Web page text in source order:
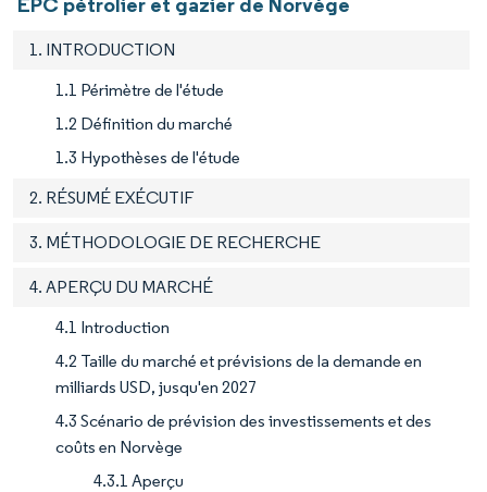
1. INTRODUCTION
1.1 Périmètre de l'étude
1.2 Définition du marché
1.3 Hypothèses de l'étude
2. RÉSUMÉ EXÉCUTIF
3. MÉTHODOLOGIE DE RECHERCHE
4. APERÇU DU MARCHÉ
4.1 Introduction
4.2 Taille du marché et prévisions de la demande en
milliards USD, jusqu'en 2027
4.3 Scénario de prévision des investissements et des
coûts en Norvège
4.3.1 Aperçu